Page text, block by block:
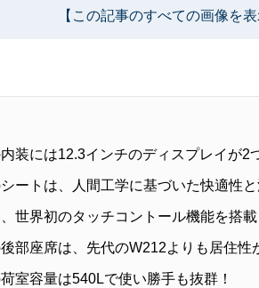
【この記事のすべての画像を
装には12.3インチのディスプレイが2
ートは、人間工学に基づいた快適性
世界初のタッチコントール機能を搭載
部座席は、先代のW212よりも居住性
室容量は540Lで使い勝手も抜群！